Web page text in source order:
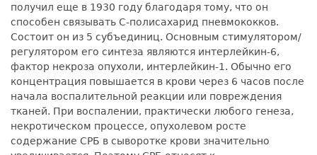
получил еще в 1930 году благодаря тому, что он
способен связывать С-полисахарид пневмококков.
Состоит он из 5 субъединиц. Основным стимулятором/
регулятором его синтеза являются интерлейкин-6,
фактор некроза опухоли, интерлейкин-1. Обычно его
концентрация повышается в крови через 6 часов после
начала воспалительной реакции или повреждения
тканей. При воспалении, практически любого генеза,
некротическом процессе, опухолевом росте
содержание СРБ в сыворотке крови значительно